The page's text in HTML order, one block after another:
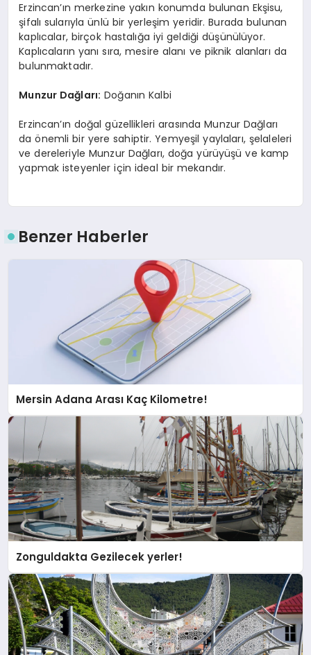
Erzincan’ın merkezine yakın konumda bulunan Ekşisu,
şifalı sularıyla ünlü bir yerleşim yeridir. Burada bulunan
kaplıcalar, birçok hastalığa iyi geldiği düşünülüyor.
Kaplıcaların yanı sıra, mesire alanı ve piknik alanları da
bulunmaktadır.
Munzur Dağları: Doğanın Kalbi
Erzincan’ın doğal güzellikleri arasında Munzur Dağları
da önemli bir yere sahiptir. Yemyeşil yaylaları, şelaleleri
ve dereleriyle Munzur Dağları, doğa yürüyüşü ve kamp
yapmak isteyenler için ideal bir mekandır.
Benzer Haberler
Mersin Adana Arası Kaç Kilometre!
Zonguldakta Gezilecek yerler!